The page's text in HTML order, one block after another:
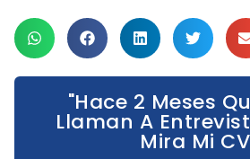
"Hace 2 Meses
Llaman A
Mira Mi